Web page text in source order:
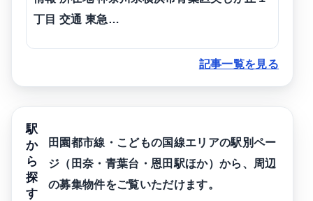
丁目 交通 東急…
記事一覧を見る
駅
か
ら
探
す
田園都市線・こどもの国線エリアの駅別ペー
ジ（田奈・青葉台・恩田駅ほか）から、周辺
の募集物件をご覧いただけます。